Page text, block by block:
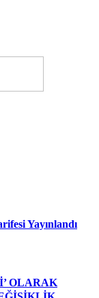
Yayınlandı
OLARAK